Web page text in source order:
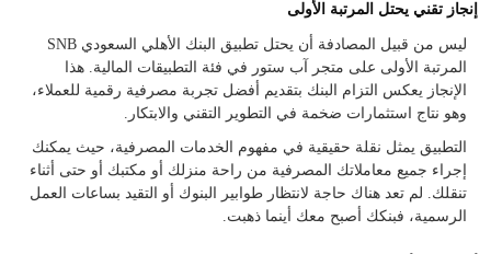
إنجاز تقني يحتل المرتبة الأولى
ليس من قبيل المصادفة أن يحتل تطبيق البنك الأهلي السعودي SNB
المرتبة الأولى على متجر آب ستور في فئة التطبيقات المالية. هذا
الإنجاز يعكس التزام البنك بتقديم أفضل تجربة مصرفية رقمية للعملاء،
وهو نتاج استثمارات ضخمة في التطوير التقني والابتكار.
التطبيق يمثل نقلة حقيقية في مفهوم الخدمات المصرفية، حيث يمكنك
إجراء جميع معاملاتك المصرفية من راحة منزلك أو مكتبك أو حتى أثناء
تنقلك. لم تعد هناك حاجة لانتظار طوابير البنوك أو التقيد بساعات العمل
الرسمية، فبنكك أصبح معك أينما ذهبت.